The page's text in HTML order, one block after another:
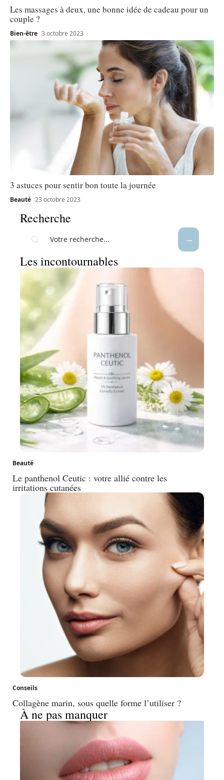
Les massages à deux, une bonne idée de cadeau pour un
couple ?
Bien-être 3 octobre 2023
3 astuces pour sentir bon toute la journée
Beauté 23 octobre 2023
Recherche
Les incontournables
Beauté
Le panthenol Ceutic : votre allié contre les
irritations cutanées
Conseils
Collagène marin, sous quelle forme l’utiliser ?
À ne pas manquer